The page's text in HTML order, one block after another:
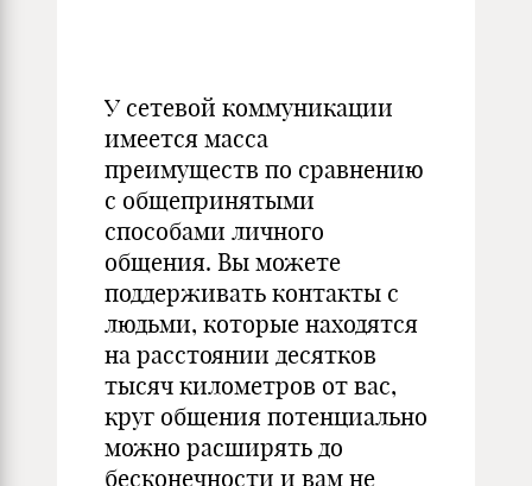
У сетевой коммуникации
имеется масса
преимуществ по сравнению
с общепринятыми
способами личного
общения. Вы можете
поддерживать контакты с
людьми, которые находятся
на расстоянии десятков
тысяч километров от вас,
круг общения потенциально
можно расширять до
бесконечности и вам не